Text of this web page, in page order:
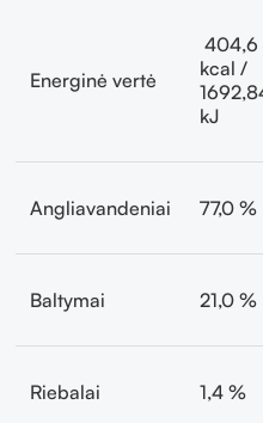
Energinė vertė
404,6
kcal /
kJ
Angliavandeniai 77,0 %
Baltymai 21,0 %
Riebalai 1,4 %